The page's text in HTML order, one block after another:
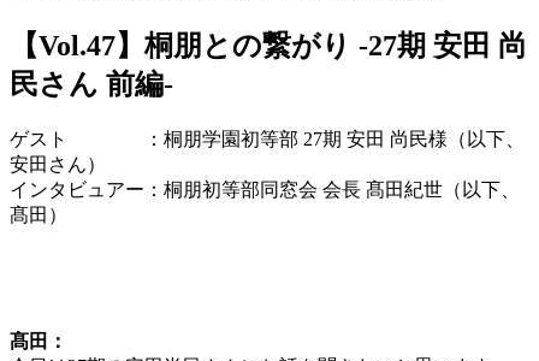
【Vol.47】桐朋との繋がり -27期 安田 尚
民さん 前編-
ゲスト ：桐朋学園初等部 27期 安田 尚民様（以下、
安田さん）
インタビュアー：桐朋初等部同窓会 会長 髙田紀世（以下、
髙田）
髙田：